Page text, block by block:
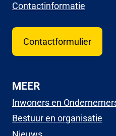
Contactinformatie
Contactformulier
MEER
Inwoners en
Bestuur en organisatie